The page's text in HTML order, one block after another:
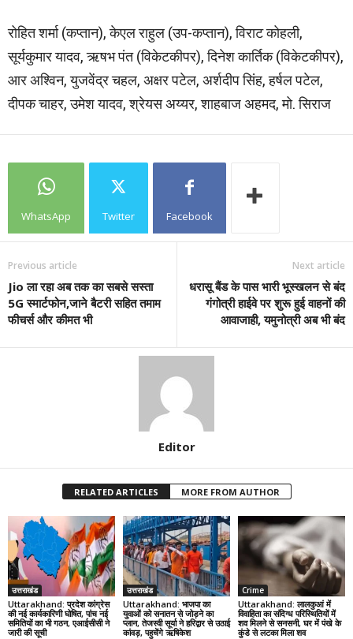
रोहित शर्मा (कप्तान), केएल राहुल (उप-कप्तान), विराट कोहली,
सूर्यकुमार यादव, ऋषभ पंत (विकेटकीपर), दिनेश कार्तिक (विकेटकीपर),
आर अश्विन, युजवेंद्र चहल, अक्षर पटेल, अर्शदीप सिंह, हर्षल पटेल,
दीपक चाहर, उमेश यादव, श्रेयस अय्यर, शाहबाज अहमद, मो. सिराज
WhatsApp Twitter Facebook
Previous article
Jio ला रहा अब तक का सबसे सस्ता
5G स्मार्टफोन,जाने बैटरी सहित तमाम
फीचर्स और कीमत भी
Next article
धरासू बैंड के पास भारी भूस्खलन से बंद
गंगोत्री हाईवे पर शुरू हुई वाहनों की
आवाजाही, यमुनोत्री अब भी बंद
Editor
RELATED ARTICLES MORE FROM AUTHOR
उत्तराखंड
Uttarakhand: प्रदेश कांग्रेस
की नई कार्यकारिणी घोषित, पांच नई
समितियों का भी गठन, एआईसीसी ने
जारी की सूची
उत्तराखंड
Uttarakhand: भाजपा का
युवाओं को सनातन से जोड़ने का
प्लान, तेजस्वी सूर्या ने हरिद्वार से उठाई
कांवड़, पहुचेंगे ऋषिकेश
Crime
Uttarakhand: लालकुआं में
विवाहिता का संदिग्ध परिस्थितियों में
शव मिलने से सनसनी, घर में पंखे के
कुंडे से लटका मिला शव